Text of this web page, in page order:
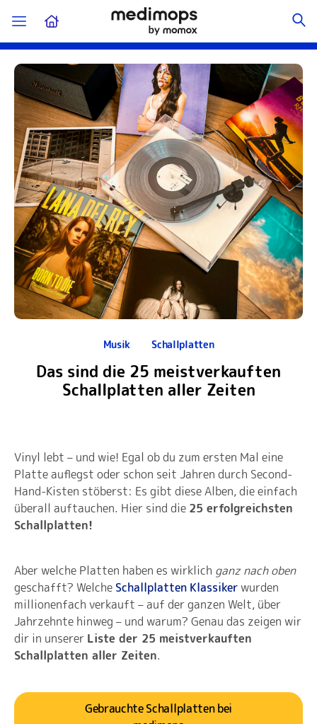
Musik Schallplatten
Das sind die 25 meistverkauften
Schallplatten aller Zeiten
Vinyl lebt – und wie! Egal ob du zum ersten Mal eine
Platte auflegst oder schon seit Jahren durch Second-
Hand-Kisten stöberst: Es gibt diese Alben, die einfach
überall auftauchen. Hier sind die 25 erfolgreichsten
Schallplatten!
Aber welche Platten haben es wirklich ganz nach oben
geschafft? Welche Schallplatten Klassiker wurden
millionenfach verkauft – auf der ganzen Welt, über
Jahrzehnte hinweg – und warum? Genau das zeigen wir
dir in unserer Liste der 25 meistverkauften
Schallplatten aller Zeiten.
Gebrauchte Schallplatten bei